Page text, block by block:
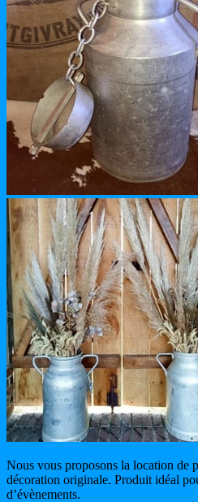
Nous vous proposons la location de
décoration originale. Produit idéal
d’évènements.